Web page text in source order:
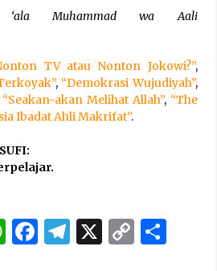
‘ala Muhammad wa Aali
TV atau Nonton Jokowi?”,
, “Demokrasi Wujudiyah”,
“Seakan-akan Melihat Allah”, “The
Ibadat Ahli Makrifat”.
WhatsApp
Facebook
Telegram
X Copy